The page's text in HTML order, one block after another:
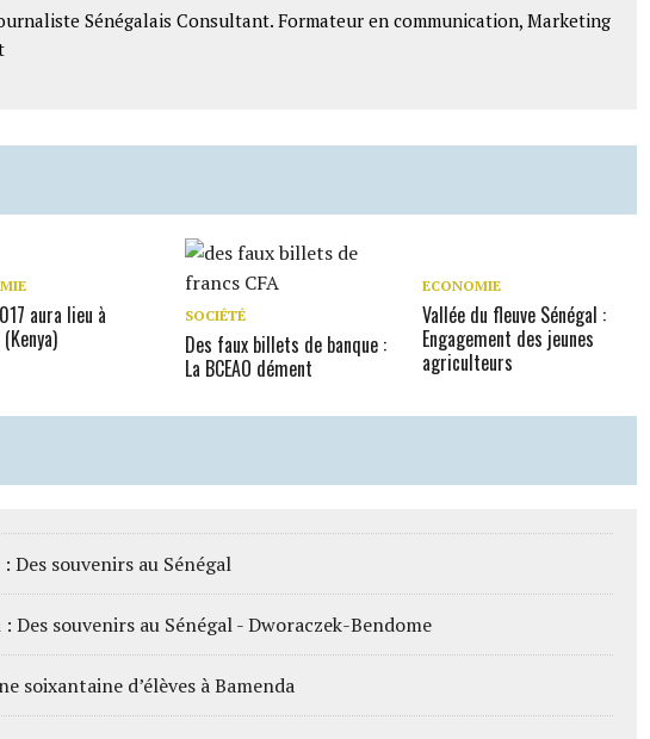
Sénégalais Consultant. Formateur en communication, Marketing
aura lieu à
SOCIÉTÉ
Des faux billets de banque :
La BCEAO dément
ECONOMIE
Vallée du fleuve Sénégal :
Engagement des jeunes
agriculteurs
souvenirs au Sénégal
Des souvenirs au Sénégal - Dworaczek-Bendome
soixantaine d’élèves à Bamenda